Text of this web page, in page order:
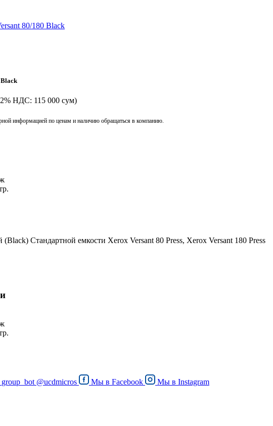
Black
НДС: 115 000 сум)
информацией по ценам и наличию обращаться в компанию.
Стандартной емкости Xerox Versant 80 Press, Xerox Versant 180 Press
@ucdmicros Мы в Facebook Мы в Instagram